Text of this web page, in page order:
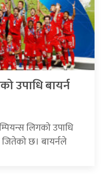
उपाधि बायर्न
लिगको उपाधि
जितेको छ। बायर्नले